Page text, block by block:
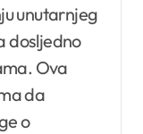
unutarnjeg
dosljedno
Ova
da
o